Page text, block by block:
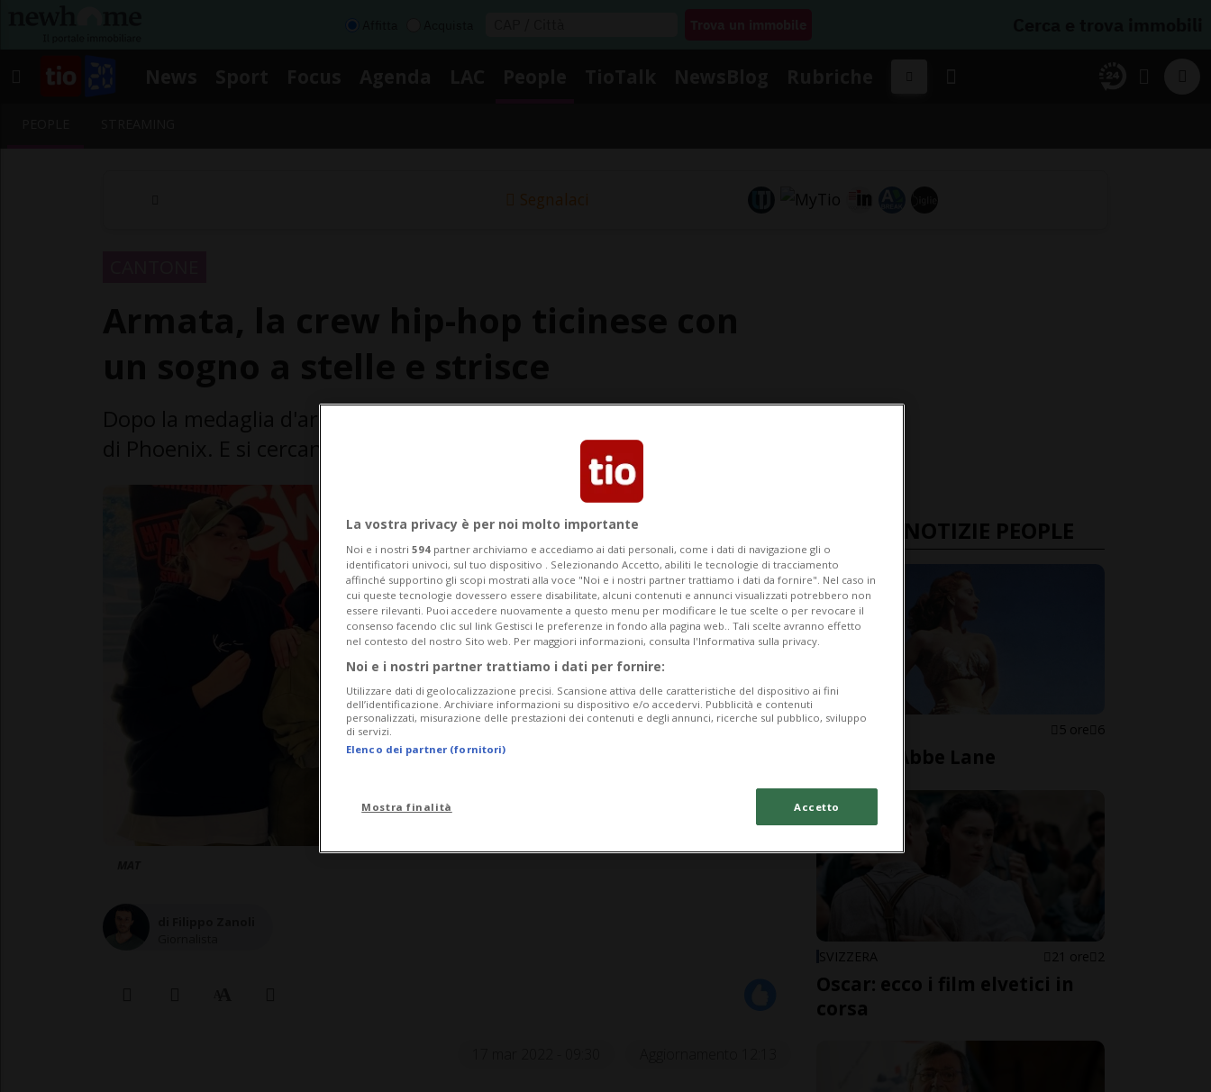
Segnalaci
ULTIME NOTIZIE PEOPLE
STATI UNITI 5 ore 6
È morta Abbe Lane
SVIZZERA 21 ore 2
Oscar: ecco i film elvetici in
corsa
La vostra privacy è per noi molto importante
Noi e i nostri 594 partner archiviamo e accediamo ai dati personali, come i dati di navigazione gli o
identificatori univoci, sul tuo dispositivo . Selezionando Accetto, abiliti le tecnologie di tracciamento
affinché supportino gli scopi mostrati alla voce "Noi e i nostri partner trattiamo i dati da fornire". Nel caso in
cui queste tecnologie dovessero essere disabilitate, alcuni contenuti e annunci visualizzati potrebbero non
essere rilevanti. Puoi accedere nuovamente a questo menu per modificare le tue scelte o per revocare il
consenso facendo clic sul link Gestisci le preferenze in fondo alla pagina web.. Tali scelte avranno effetto
nel contesto del nostro Sito web. Per maggiori informazioni, consulta l'Informativa sulla privacy.
Noi e i nostri partner trattiamo i dati per fornire:
Utilizzare dati di geolocalizzazione precisi. Scansione attiva delle caratteristiche del dispositivo ai fini
dell’identificazione. Archiviare informazioni su dispositivo e/o accedervi. Pubblicità e contenuti
personalizzati, misurazione delle prestazioni dei contenuti e degli annunci, ricerche sul pubblico, sviluppo
di servizi.
Elenco dei partner (fornitori)
Mostra finalità Accetto